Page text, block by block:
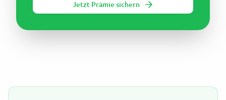
Jetzt Prämie sichern